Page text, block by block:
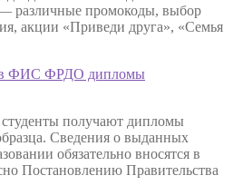
различные промокоды, выбор
акции «Приведи друга», «Семья
в ФИС ФРДО дипломы
получают дипломы
Сведения о выданных
обязательно вносятся в
Постановлению Правительства